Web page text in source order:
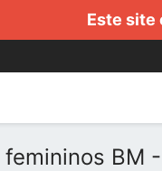
Este site
BM